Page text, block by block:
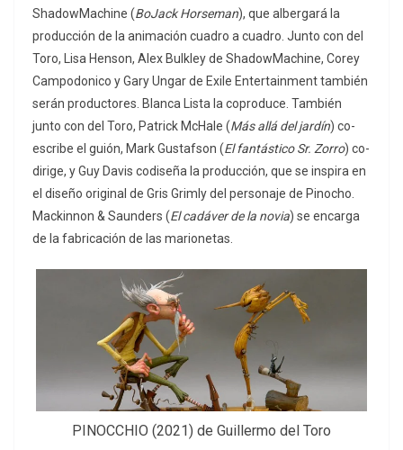
ShadowMachine (BoJack Horseman), que albergará la
producción de la animación cuadro a cuadro. Junto con del
Toro, Lisa Henson, Alex Bulkley de ShadowMachine, Corey
Campodonico y Gary Ungar de Exile Entertainment también
serán productores. Blanca Lista la coproduce. También
junto con del Toro, Patrick McHale (Más allá del jardín) co-
escribe el guión, Mark Gustafson (El fantástico Sr. Zorro) co-
dirige, y Guy Davis codiseña la producción, que se inspira en
el diseño original de Gris Grimly del personaje de Pinocho.
Mackinnon & Saunders (El cadáver de la novia) se encarga
de la fabricación de las marionetas.
PINOCCHIO (2021) de Guillermo del Toro